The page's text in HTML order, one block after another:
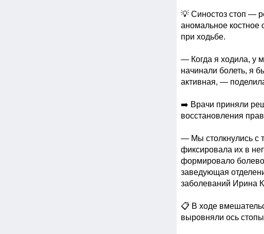
💡 Синостоз стоп —
аномальное
при ходьбе.
— Когда я ходила, у
начинали болеть, я
активная, —
➡️ Врачи приняли
восстановления
— Мы столкнулись с
фиксировала их в
формировало
заведующая
заболеваний Ирина
📋 В ходе
выровняли ось